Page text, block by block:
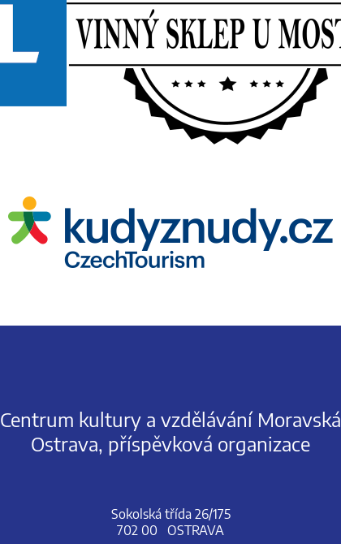
Centrum kultury a vzdělávání Moravská
Ostrava, příspěvková organizace
Sokolská třída 26/175
702 00 OSTRAVA